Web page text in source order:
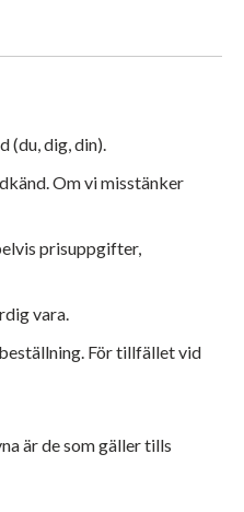
(du, dig, din).
Om vi misstänker
prisuppgifter,
vara.
För tillfället vid
är de som gäller tills